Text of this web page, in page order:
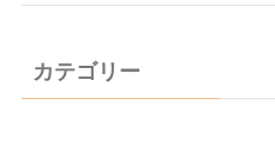
カテゴリー